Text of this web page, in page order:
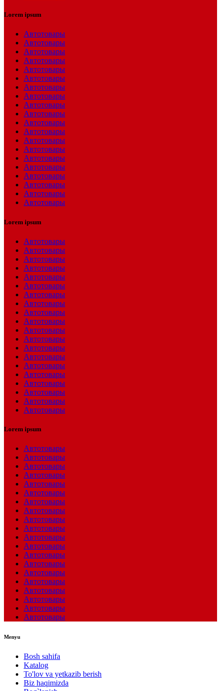
Lorem ipsum
Автотовары
Автотовары
Автотовары
Автотовары
Автотовары
Автотовары
Автотовары
Автотовары
Автотовары
Автотовары
Автотовары
Автотовары
Автотовары
Автотовары
Автотовары
Автотовары
Автотовары
Автотовары
Автотовары
Автотовары
Lorem ipsum
Автотовары
Автотовары
Автотовары
Автотовары
Автотовары
Автотовары
Автотовары
Автотовары
Автотовары
Автотовары
Автотовары
Автотовары
Автотовары
Автотовары
Автотовары
Автотовары
Автотовары
Автотовары
Автотовары
Автотовары
Lorem ipsum
Автотовары
Автотовары
Автотовары
Автотовары
Автотовары
Автотовары
Автотовары
Автотовары
Автотовары
Автотовары
Автотовары
Автотовары
Автотовары
Автотовары
Автотовары
Автотовары
Автотовары
Автотовары
Автотовары
Автотовары
Menyu
Bosh sahifa
Katalog
To'lov va yetkazib berish
Biz haqimizda